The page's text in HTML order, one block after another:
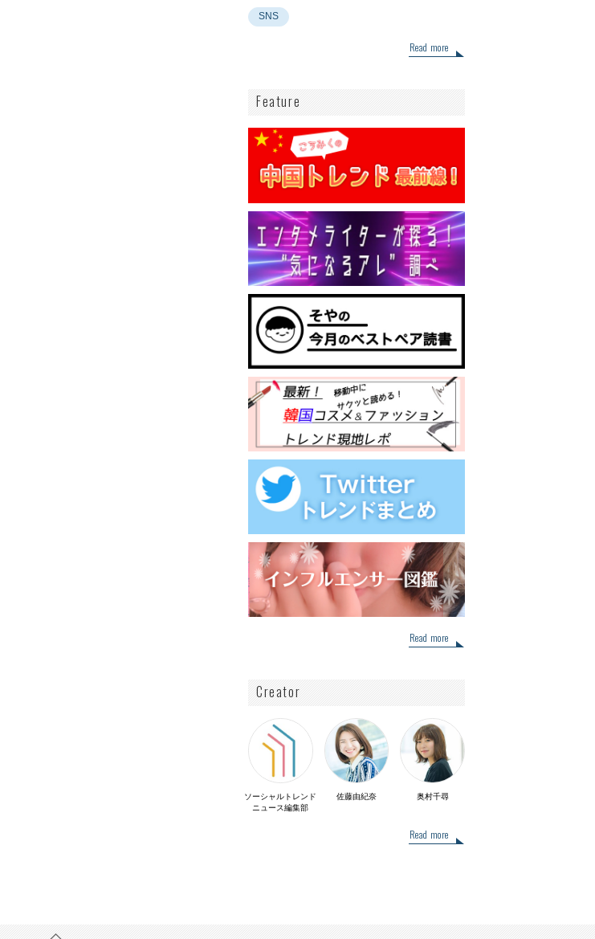
SNS
Read more
Feature
Read more
Creator
ソーシャルトレンド
ニュース編集部
佐藤由紀奈 奥村千尋
Read more